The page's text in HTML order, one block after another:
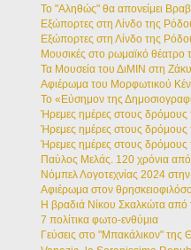
Το "Αληθώς" θα απονείμει
Εξώπορτες στη Λίνδο της
Εξώπορτες στη Λίνδο της
Μουσικές στο ρωμαϊκό θέατρο
Τα Μουσεία του ΔιΜΙΝ στη
Αφιέρωμα του Μορφωτικού
Το «Εύσημον της
Ήρεμες ημέρες στους δρόμους
Ήρεμες ημέρες στους δρόμους
Ήρεμες ημέρες στους δρόμους
Παὐλος Μελάς. 120 χρόνια
Νόμπελ Λογοτεχνίας 2024
Αφιέρωμα στον
Η βραδιά Νίκου Σκαλκώτα από
7 πολίτικα φωτο-ενθύμια
Γεύσεις στο "Μπακάλικον" της